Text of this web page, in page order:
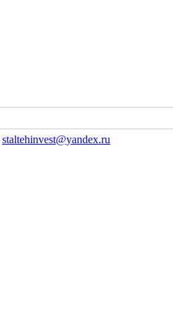
staltehinvest@yandex.ru